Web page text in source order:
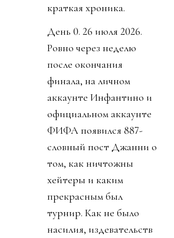
краткая хроника.
День 0. 26 июля 2026.
Ровно через неделю
после окончания
финала, на личном
аккаунте Инфантино и
официальном аккаунте
ФИФА появился 887-
словный пост Джанни о
том, как ничтожны
хейтеры и каким
прекрасным был
турнир. Как не было
насилия, издевательств